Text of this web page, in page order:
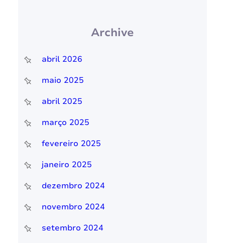
Archive
abril 2026
maio 2025
abril 2025
março 2025
fevereiro 2025
janeiro 2025
dezembro 2024
novembro 2024
setembro 2024